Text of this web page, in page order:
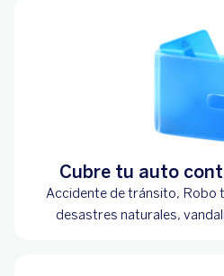
Cubre tu auto
Accidente de tránsito, Robo
desastres naturales,